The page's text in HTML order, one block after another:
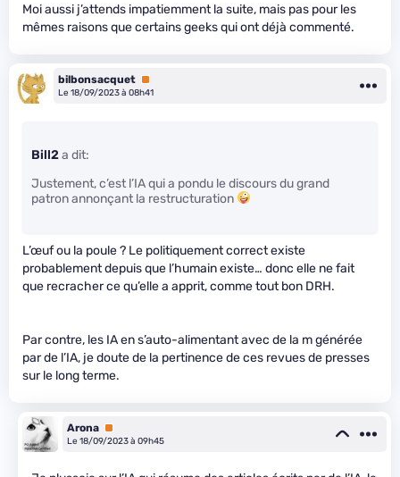
Moi aussi j’attends impatiemment la suite, mais pas pour les
mêmes raisons que certains geeks qui ont déjà commenté.
bilbonsacquet Premium
Le 18/09/2023 à 08h41
Bill2a dit:
Justement, c’est l’IA qui a pondu le discours du grand
patron annonçant la restructuration
L’œuf ou la poule ? Le politiquement correct existe
probablement depuis que l’humain existe… donc elle ne fait
que recracher ce qu’elle a apprit, comme tout bon DRH.
Par contre, les IA en s’auto-alimentant avec de la mgénérée
par de l’IA, je doute de la pertinence de ces revues de presses
sur le long terme.
Arona Premium
Le 18/09/2023 à 09h45